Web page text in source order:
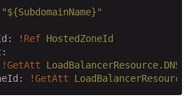
"${SubdomainName}"
!Ref HostedZoneId
!GetAtt
!GetAtt